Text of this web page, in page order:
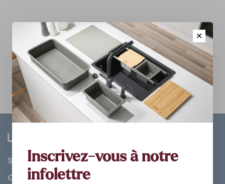
Salle de bain
Cuisine
✕
Inscrivez-vous à notre
infolettre